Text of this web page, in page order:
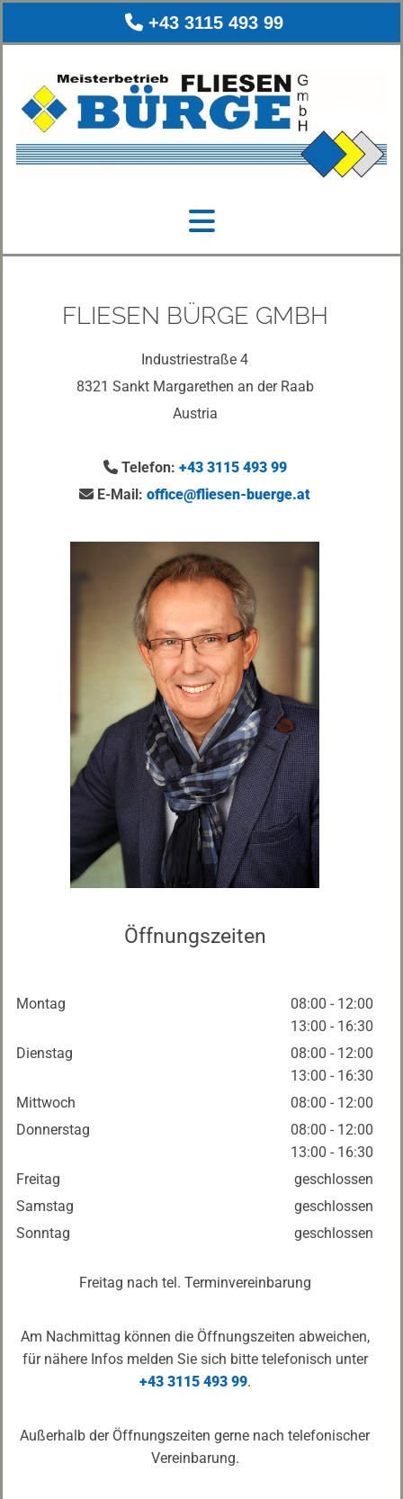
 +43 3115 493 99
FLIESEN BÜRGE GMBH
Industriestraße 4
8321 Sankt Margarethen an der Raab
Austria
Telefon: +43 3115 493 99
 E-Mail: office@fliesen-buerge.at
Öffnungszeiten
Montag
08:00 - 12:00
13:00 - 16:30
Dienstag
08:00 - 12:00
13:00 - 16:30
Mittwoch
08:00 - 12:00
Donnerstag
08:00 - 12:00
13:00 - 16:30
Freitag
geschlossen
Samstag
geschlossen
Sonntag
geschlossen
Freitag nach tel. Terminvereinbarung
Am Nachmittag können die Öffnungszeiten abweichen,
für nähere Infos melden Sie sich bitte telefonisch unter
+43 3115 493 99.
Außerhalb der Öffnungszeiten gerne nach telefonischer
Vereinbarung.